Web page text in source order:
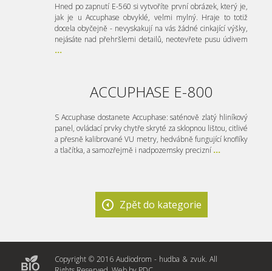
Hned po zapnutí E-560 si vytvoříte první obrázek, který je,
jak je u Accuphase obvyklé, velmi mylný. Hraje to totiž
docela obyčejně - nevyskakují na vás žádné cinkající výšky,
nejásáte nad přehršlemi detailů, neotevřete pusu údivem
...
ACCUPHASE E-800
S Accuphase dostanete Accuphase: saténově zlatý hliníkový
panel, ovládací prvky chytře skryté za sklopnou lištou, citlivé
a přesně kalibrované VU metry, hedvábně fungující knoflíky
a tlačítka, a samozřejmě i nadpozemsky precizní ...
Zpět do kategorie
Copyright © 2016 Audiodrom - hudba & zvuk. All